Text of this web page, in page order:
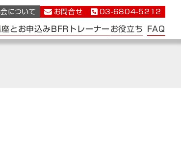
について お問合せ 03-6804-5212
とお申込みBFRトレーナーお役立ち FAQ